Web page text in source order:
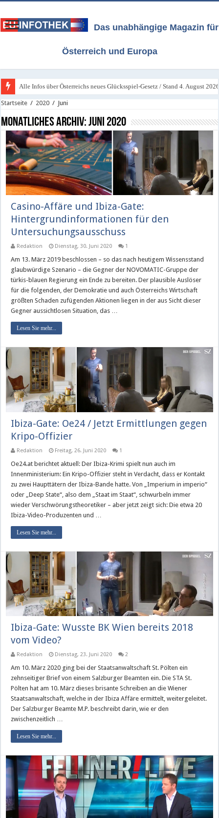
Das unabhängige Magazin für
Österreich und Europa
Alle Infos über Österreichs neues Glücksspiel-Gesetz / Stand 4. August
Startseite / 2020 / Juni
Monatliches Archiv:Juni 2020
Casino-Affäre und Ibiza-Gate:
Hintergrundinformationen für den
Untersuchungsausschuss
Redaktion Dienstag, 30. Juni 2020 1
Am 13. März 2019 beschlossen – so das nach heutigem Wissensstand
glaubwürdige Szenario – die Gegner der NOVOMATIC-Gruppe der
türkis-blauen Regierung ein Ende zu bereiten. Der plausible Auslöser
für die folgenden, der Demokratie und auch Österreichs Wirtschaft
größten Schaden zufügenden Aktionen liegen in der aus Sicht dieser
Gegner aussichtlosen Situation, das …
Lesen Sie mehr...
Ibiza-Gate: Oe24 / Jetzt Ermittlungen gegen
Kripo-Offizier
Redaktion Freitag, 26. Juni 2020 1
Oe24.at berichtet aktuell: Der Ibiza-Krimi spielt nun auch im
Innenministerium: Ein Kripo-Offizier steht in Verdacht, dass er Kontakt
zu zwei Haupttätern der Ibiza-Bande hatte. Von „Imperium in imperio“
oder „Deep State“, also dem „Staat im Staat“, schwurbeln immer
wieder Verschwörungstheoretiker – aber jetzt zeigt sich: Die etwa 20
Ibiza-Video-Produzenten und …
Lesen Sie mehr...
Ibiza-Gate: Wusste BK Wien bereits 2018
vom Video?
Redaktion Dienstag, 23. Juni 2020 2
Am 10. März 2020 ging bei der Staatsanwaltschaft St. Pölten ein
zehnseitiger Brief von einem Salzburger Beamten ein. Die STA St.
Pölten hat am 10. März dieses brisante Schreiben an die Wiener
Staatsanwaltschaft, welche in der Ibiza Affäre ermittelt, weitergeleitet.
Der Salzburger Beamte M.P. beschreibt darin, wie er den
zwischenzeitlich …
Lesen Sie mehr...